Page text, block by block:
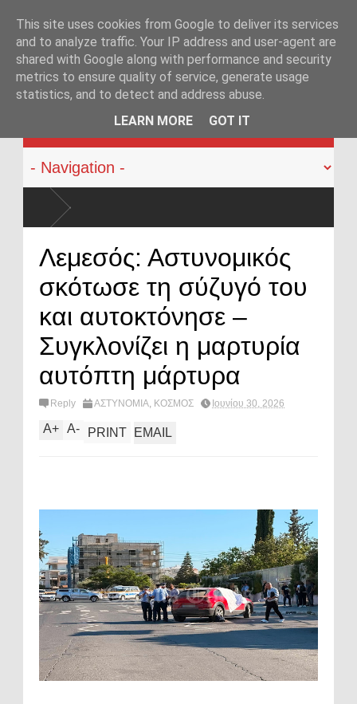
KATEHACKER
Λεμεσός: Αστυνομικός
σκότωσε τη σύζυγό του
και αυτοκτόνησε –
Συγκλονίζει η μαρτυρία
αυτόπτη μάρτυρα
Reply ΑΣΤΥΝΟΜΙΑ, ΚΟΣΜΟΣ Ιουνίου 30, 2026
A+ A- PRINT EMAIL
This site uses cookies from Google to deliver its services
and to analyze traffic. Your IP address and user-agent are
shared with Google along with performance and security
metrics to ensure quality of service, generate usage
statistics, and to detect and address abuse.
LEARN MORE
GOT IT